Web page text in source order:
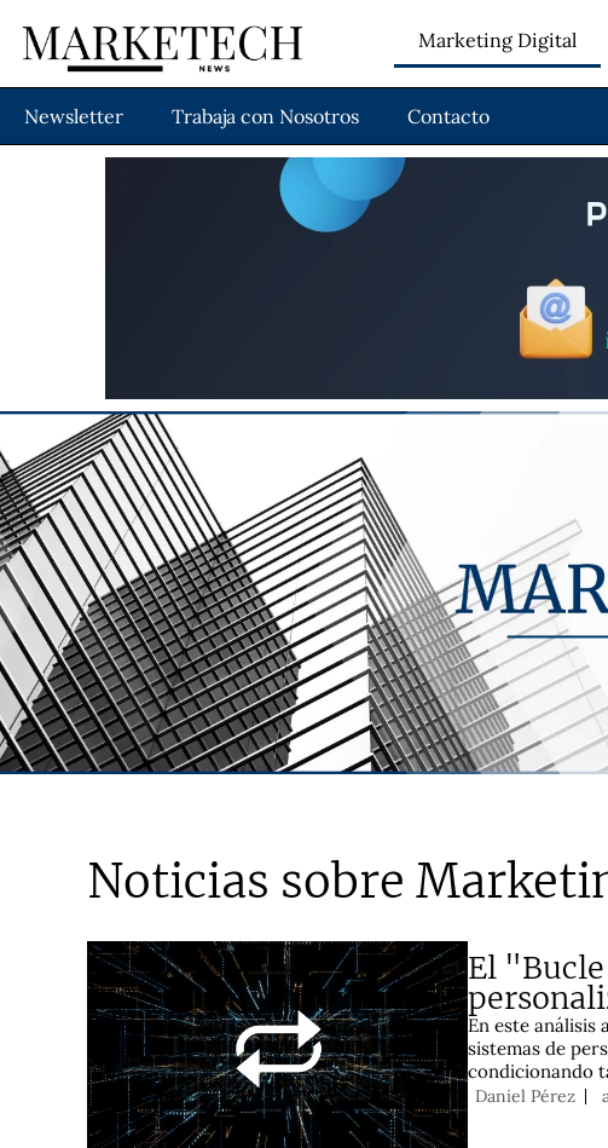
Marketing Digital
Newsletter Trabaja con Nosotros Contacto
Noticias sobre
El
En este
sistemas de
condicionando
Daniel Pérez